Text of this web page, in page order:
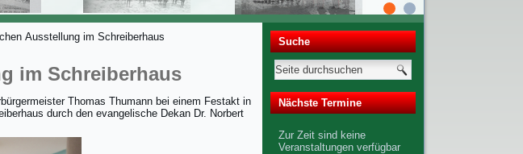
Ausstellung im Schreiberhaus
im Schreiberhaus
Thomas Thumann bei einem Festakt in
durch den evangelische Dekan Dr. Norbert
Suche
Nächste Termine
Zur Zeit sind keine
Veranstaltungen verfügbar